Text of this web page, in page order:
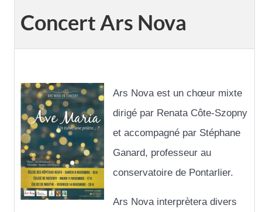
Concert Ars Nova
Ars Nova est un chœur mixte
dirigé par Renata Côte-Szopny
et accompagné par Stéphane
Ganard, professeur au
conservatoire de Pontarlier.
Ars Nova interprètera divers